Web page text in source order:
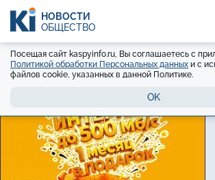
НОВОСТИ
ОБЩЕСТВО
Посещая сайт kaspyinfo.ru, Вы соглашаетесь с
Политикой обработки Персональных данных и с
файлов cookie, указанных в данной Политике.
OK